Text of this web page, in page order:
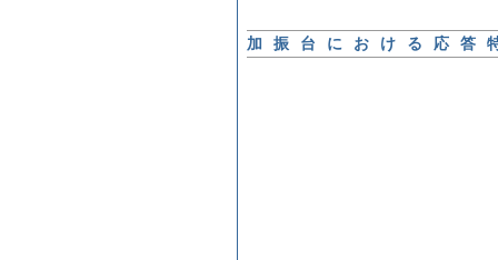
加振台における応答